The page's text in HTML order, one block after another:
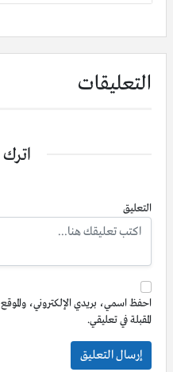
التعليقات
التعليق
احفظ اسمي، بريدي الإلكتروني، والموقع
المقبلة في تعليقي.